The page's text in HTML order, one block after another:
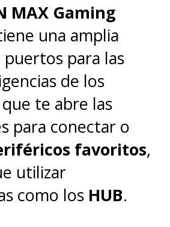
MAX Gaming
una amplia
para las
de los
te abre las
para conectar o
favoritos,
utilizar
como los HUB.